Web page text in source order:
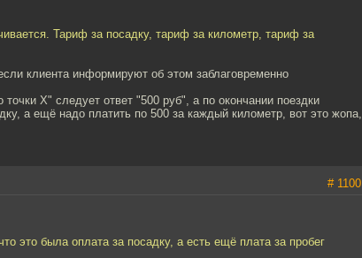
Тариф за посадку, тариф за километр, тариф за
клиента информируют об этом заблаговременно
Х" следует ответ "500 руб", а по окончании поездки
а ещё надо платить по 500 за каждый километр, вот это жопа,
# 1100
это была оплата за посадку, а есть ещё плата за пробег